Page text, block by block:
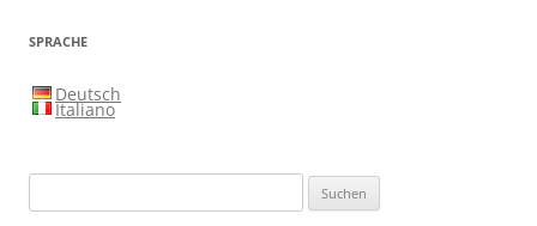
SPRACHE
Deutsch
Italiano
nach: